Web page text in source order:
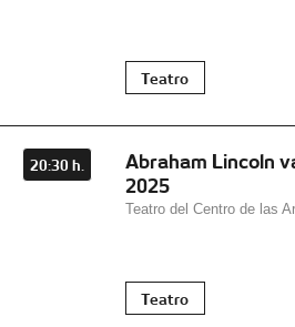
Teatro
20:30 h.
Abraham Lincoln
2025
Teatro del Centro de las
Teatro